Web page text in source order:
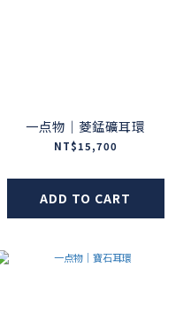
一点物｜菱錳礦耳環
NT$15,700
ADD TO CART